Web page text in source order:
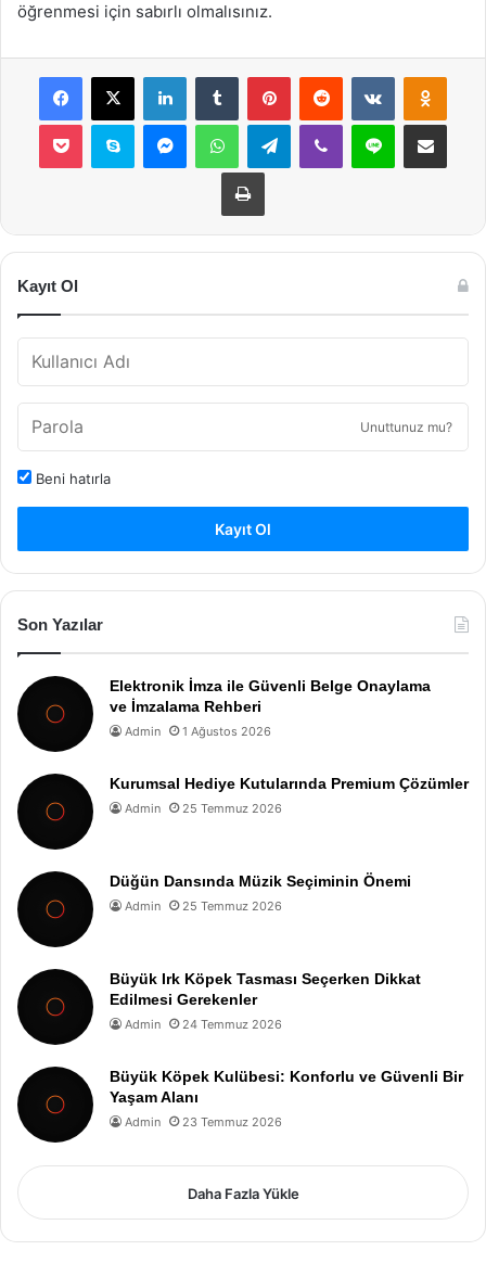
öğrenmesi için sabırlı olmalısınız.
Facebook
X LinkedInTumblr PinterestReddit VKontakte
Pocket Skype MessengerWhatsAppTelegramViber Line E-Posta ile
Yazdır
Kayıt Ol
Unuttunuz mu?
Beni hatırla
Kayıt Ol
Son Yazılar
Elektronik İmza ile Güvenli Belge Onaylama
ve İmzalama Rehberi
Admin 1 Ağustos 2026
Kurumsal Hediye Kutularında Premium Çözümler
Admin 25 Temmuz 2026
Düğün Dansında Müzik Seçiminin Önemi
Admin 25 Temmuz 2026
Büyük Irk Köpek Tasması Seçerken Dikkat
Edilmesi Gerekenler
Admin 24 Temmuz 2026
Büyük Köpek Kulübesi: Konforlu ve Güvenli Bir
Yaşam Alanı
Admin 23 Temmuz 2026
Daha Fazla Yükle